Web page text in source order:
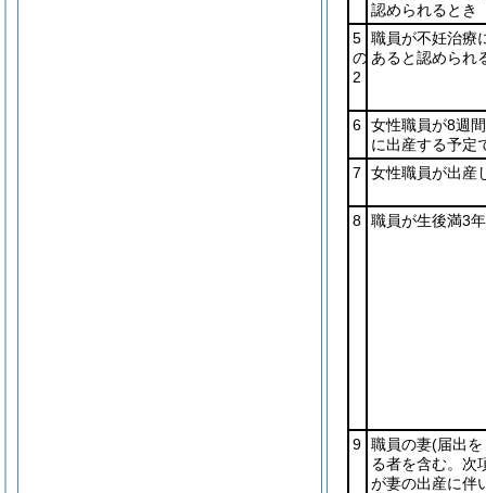
認められるとき
5
の
2
職員が不妊治療
あると認められ
6 女性職員が8週間
に出産する予定
7
女性職員が出産
8 職員が生後満3
9 職員の妻(届出を
る者を含む。次
が妻の出産に伴